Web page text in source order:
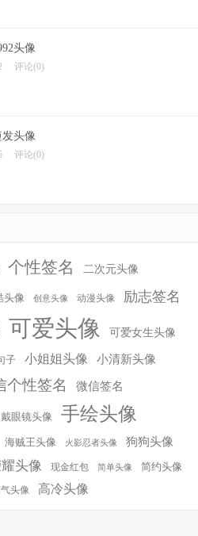
头像
评论(0)
头像
评论(0)
个性签名 二次元头像
头像 创意头像 动漫头像 励志签名
可爱头像 可爱女生头像
子 小姐姐头像 小清新头像
个性签名 微信签名
戴眼镜头像 手绘头像
海贼王头像 火影忍者头像 狗狗头像
头像 现金红包 简单头像 简约头像
头像 高冷头像